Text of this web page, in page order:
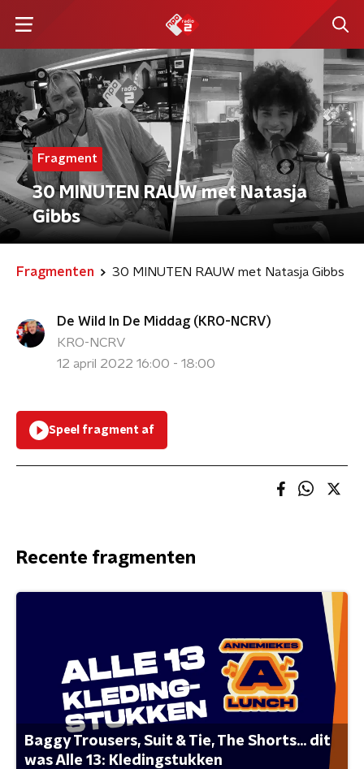
Fragment
30 MINUTEN RAUW met Natasja
Gibbs
Fragmenten 30 MINUTEN RAUW met Natasja Gibbs
De Wild In De Middag (KRO-NCRV)
KRO-NCRV
12 april 2022 16:00 - 18:00
Speel fragment af
Recente fragmenten
Baggy Trousers, Suit & Tie, The Shorts... dit
was Alle 13: Kledingstukken